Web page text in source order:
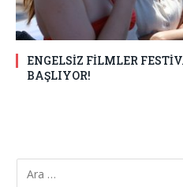
ENGELSİZ FİLMLER
BAŞLIYOR!